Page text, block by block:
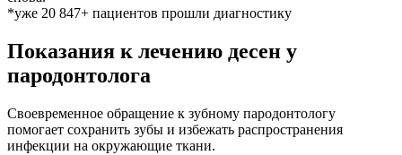
*уже 20 847+ пациентов прошли диагностику
Показания к лечению десен у
пародонтолога
Своевременное обращение к зубному пародонтологу
помогает сохранить зубы и избежать распространения
инфекции на окружающие ткани.